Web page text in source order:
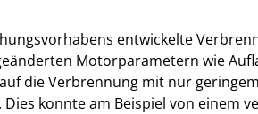
entwickelte
Motorparametern wie
die Verbrennung mit nur geringem
konnte am Beispiel von einem